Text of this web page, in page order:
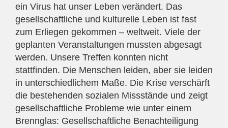
ein Virus hat unser Leben verändert. Das
gesellschaftliche und kulturelle Leben ist fast
zum Erliegen gekommen – weltweit. Viele der
geplanten Veranstaltungen mussten abgesagt
werden. Unsere Treffen konnten nicht
stattfinden. Die Menschen leiden, aber sie leiden
in unterschiedlichem Maße. Die Krise verschärft
die bestehenden sozialen Missstände und zeigt
gesellschaftliche Probleme wie unter einem
Brennglas: Gesellschaftliche Benachteiligung